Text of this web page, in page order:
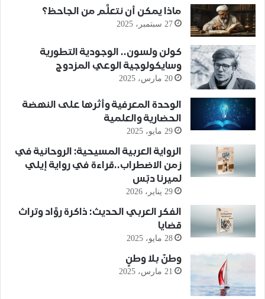
ماذا يمكن أن نتعلَّم من الجاحظ؟
27 سبتمبر، 2025
كولن ولسون.. الوجودية التطورية
وسايكولوجية الوعي المزدوج
20 مارس، 2025
الوحدة المعرفية وأثرها على النهضة
الحضارية والعلمية
29 مايو، 2025
الرواية العربية المسيحية: الروحانية في
زمن الاضطراب..قراءة في رواية إيلي
لميرنا دبّس
29 يناير، 2026
الفكر العربي الحديث: ذاكرة روَّاد وتراث
قضايا
28 مايو، 2025
وطنٌ بلا وطنٍ
21 مارس، 2025